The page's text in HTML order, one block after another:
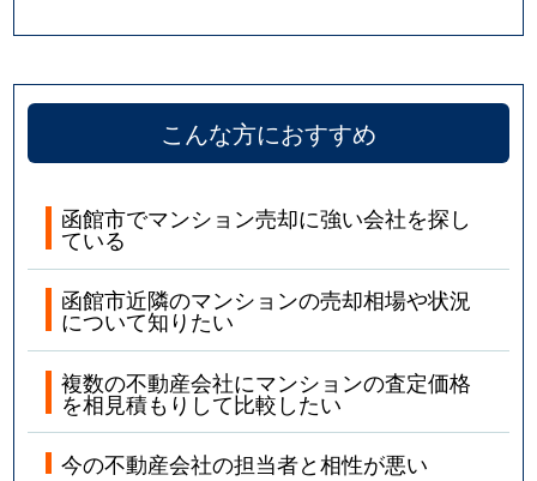
こんな方におすすめ
函館市でマンション売却に強い会社を探し
ている
函館市近隣のマンションの売却相場や状況
について知りたい
複数の不動産会社にマンションの査定価格
を相見積もりして比較したい
今の不動産会社の担当者と相性が悪い